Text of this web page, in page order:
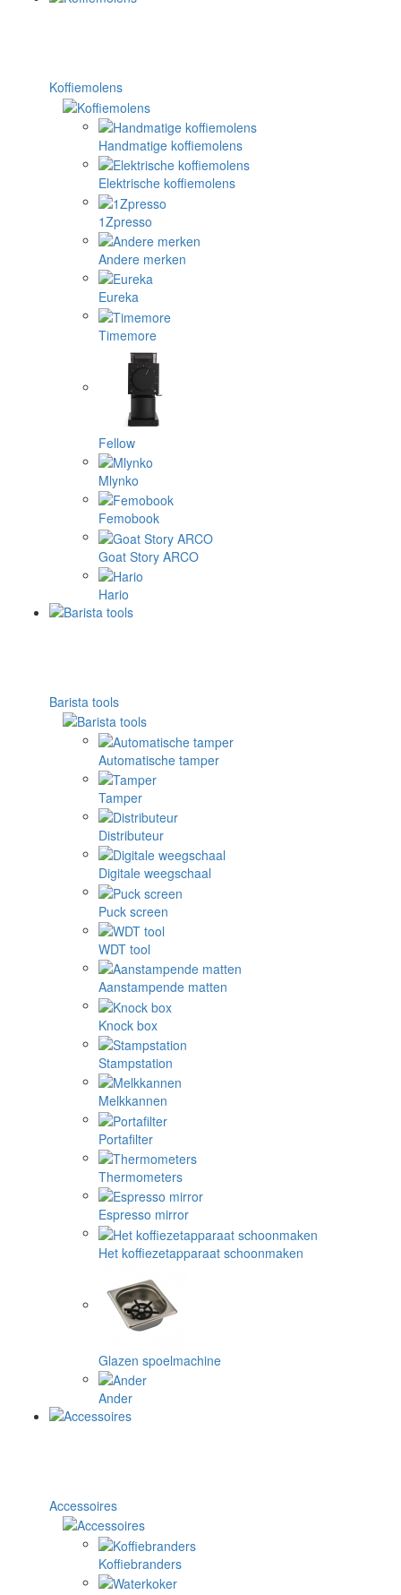
Koffiemolens
Handmatige koffiemolens
Elektrische koffiemolens
1Zpresso
Andere merken
Eureka
Timemore
Fellow
Mlynko
Femobook
Goat Story ARCO
Hario
Barista tools
Automatische tamper
Tamper
Distributeur
Digitale weegschaal
Puck screen
WDT tool
Aanstampende matten
Knock box
Stampstation
Melkkannen
Portafilter
Thermometers
Espresso mirror
Het koffiezetapparaat schoonmaken
Glazen spoelmachine
Ander
Accessoires
Koffiebranders